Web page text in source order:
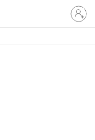
Sign
in
to
account